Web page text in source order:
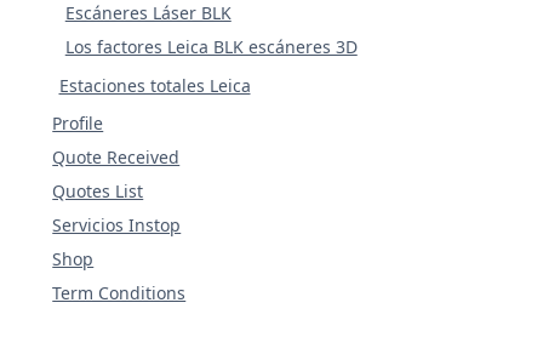
Escáneres Láser BLK
Los factores Leica BLK escáneres 3D
Estaciones totales Leica
Profile
Quote Received
Quotes List
Servicios Instop
Shop
Term Conditions